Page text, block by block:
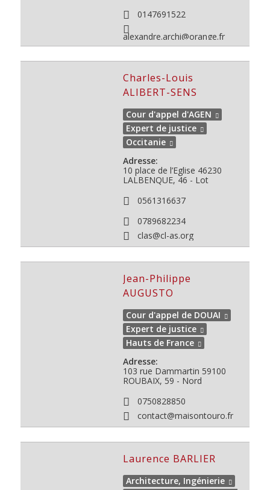
0147691522
alexandre.archi@orange.fr
Charles-Louis
ALIBERT-SENS
Cour d'appel d'AGEN
Expert de justice
Occitanie
Adresse:
10 place de l’Eglise 46230
LALBENQUE, 46 - Lot
0561316637
0789682234
clas@cl-as.org
Jean-Philippe
AUGUSTO
Cour d'appel de DOUAI
Expert de justice
Hauts de France
Adresse:
103 rue Dammartin 59100
ROUBAIX, 59 - Nord
0750828850
contact@maisontouro.fr
Laurence BARLIER
Architecture, Ingénierie